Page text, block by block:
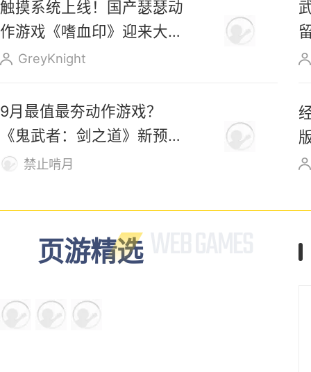
触摸系统上线！国产瑟瑟动
作游戏《嗜血印》迎来大更
新 GreyKnight
9月最值最夯动作游戏？
《鬼武者：剑之道》新预告
发布！禁止啃月
页游精选